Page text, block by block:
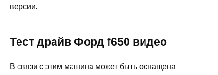
версии.
Тест драйв Форд f650 видео
В связи с этим машина может быть оснащена